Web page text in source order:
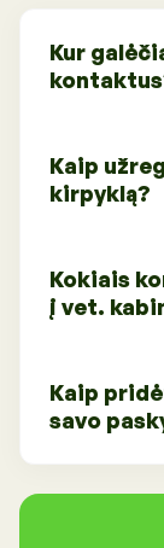
Kur
rasite
polapyje
Kaip
kirpyklą?
tiesiogiai
polapyje
Kokiais
į vet.
adresus
rasite
Visoms
yra būtina.
Kaip
savo
rasite